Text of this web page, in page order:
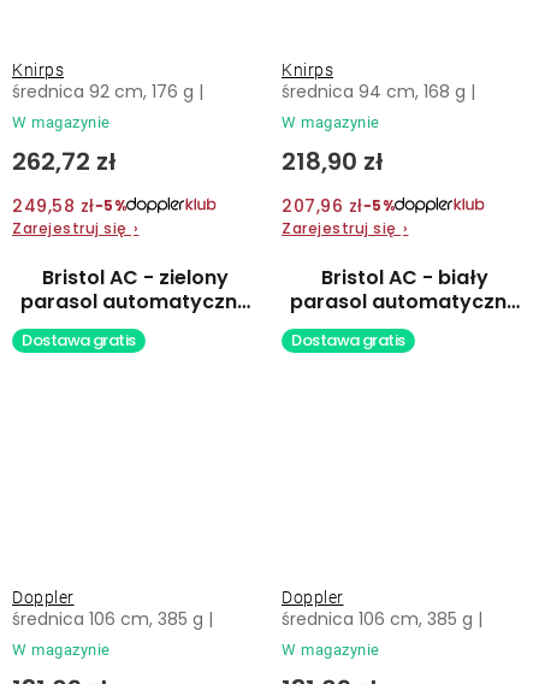
Knirps
W magazynie
262,72 zł
249,58 zł−5%
Zarejestruj się ›
średnica 92 cm, 176 g |
Knirps
W magazynie
218,90 zł
207,96 zł−5%
Zarejestruj się ›
średnica 94 cm, 168 g |
Bristol AC - zielony
parasol automatyczny
typu prostego
Dostawa gratis
Doppler
W magazynie
średnica 106 cm, 385 g |
Bristol AC - biały
parasol automatyczny
typu prostego
Dostawa gratis
Doppler
W magazynie
średnica 106 cm, 385 g |